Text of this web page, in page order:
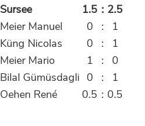
Sursee 1.5 : 2.5
Meier Manuel 0 :
1
Küng Nicolas 0 :
1
Meier Mario 1 :
0
Bilal Gümüsdagli 0 :
1
Oehen René 0.5 : 0.5